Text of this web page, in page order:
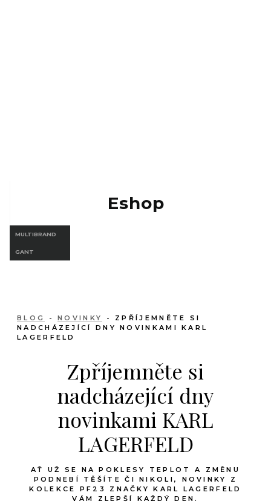
Eshop
MULTIBRAND
GANT
BLOG -NOVINKY
- ZPŘÍJEMNĚTE SI
NADCHÁZEJÍCÍ DNY NOVINKAMI KARL
LAGERFELD
Zpříjemněte si
nadcházející dny
novinkami KARL
LAGERFELD
AŤ UŽ SE NA POKLESY TEPLOT A ZMĚNU
PODNEBÍ TĚŠÍTE ČI NIKOLI, NOVINKY Z
KOLEKCE PF23 ZNAČKY KARL LAGERFELD
VÁM ZLEPŠÍ KAŽDÝ DEN.